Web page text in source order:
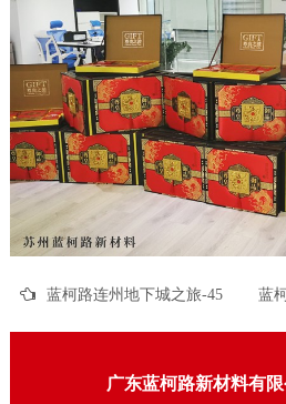
蓝柯路连州地下城之旅-45 蓝
广东蓝柯路新材料有限